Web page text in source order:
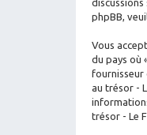
phpBB,
Vous
du pays où
fournisseur
au trésor -
trésor - Le